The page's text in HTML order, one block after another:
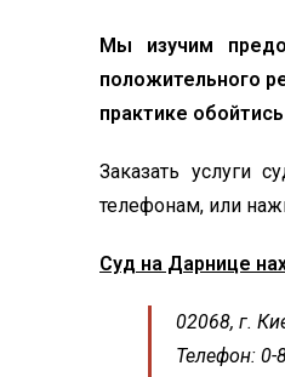
Мы изучим
положительного
практике
Заказать услуги
телефонам, или
Суд на Дарнице
02068, г.
Телефон: 0-